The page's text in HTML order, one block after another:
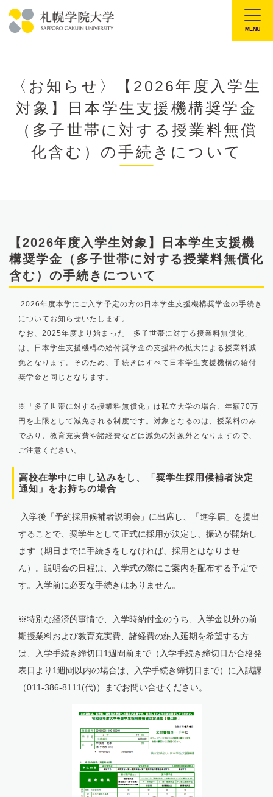
文
大
MENU
〈お知らせ〉【2026年度入学生
対象】日本学生支援機構奨学金
（多子世帯に対する授業料無償
化含む）の手続きについて
【2026年度入学生対象】日本学生支援機
構奨学金（多子世帯に対する授業料無償化
含む）の手続きについて
2026年度本学にご入学予定の方の日本学生支援機構奨学金の手続き
についてお知らせいたします。
なお、2025年度より始まった「多子世帯に対する授業料無償化」
は、日本学生支援機構の給付奨学金の支援枠の拡大による授業料減
免となります。そのため、手続きはすべて日本学生支援機構の給付
奨学金と同じとなります。
※「多子世帯に対する授業料無償化」は私立大学の場合、年額70万
円を上限として減免される制度です。対象となるのは、授業料のみ
であり、教育充実費や諸経費などは減免の対象外となりますので、
ご注意ください。
高校在学中に申し込みをし、「奨学生採用候補者決定
通知」をお持ちの場合
入学後「予約採用候補者説明会」に出席し、「進学届」を提出
することで、奨学生として正式に採用が決定し、振込が開始し
ます（期日までに手続きをしなければ、採用とはなりませ
ん）。説明会の日程は、入学式の際にご案内を配布する予定で
す。入学前に必要な手続きはありません。
※特別な経済的事情で、入学時納付金のうち、入学金以外の前
期授業料および教育充実費、諸経費の納入延期を希望する方
は、入学手続き締切日1週間前まで（入学手続き締切日が合格発
表日より1週間以内の場合は、入学手続き締切日まで）に入試課
（011-386-8111(代)）までお問い合せください。